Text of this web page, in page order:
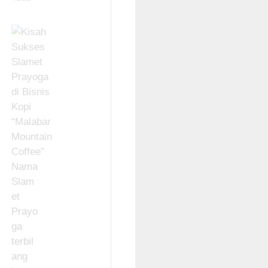
Nama
Slam
et
Prayo
ga
terbil
ang